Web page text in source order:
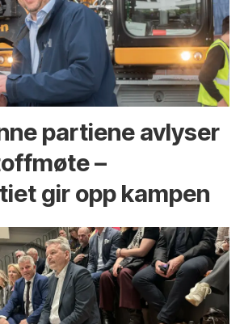
partiene avlyser
–
gir opp kampen